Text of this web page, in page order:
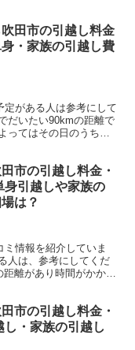
田市の引越し料金
・家族の引越し費
定がある人は参考にして
だいたい90kmの距離で
ってはその日のうちの
市の引越し料金・
身引越しや家族の
は？
情報を紹介していま
人は、参考にしてくだ
離があり時間がかかり
市の引越し料金・
し・家族の引越し